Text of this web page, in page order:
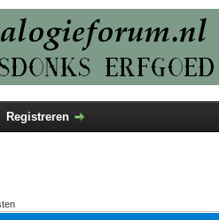
Registreren